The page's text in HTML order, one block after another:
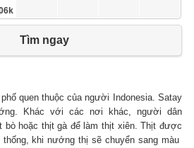
Tìm ngay
quen thuộc của người Indonesia. Satay
Khác với các nơi khác, người dân
bò hoặc thịt gà để làm thịt xiên. Thịt được
khi nướng thị sẽ chuyển sang màu